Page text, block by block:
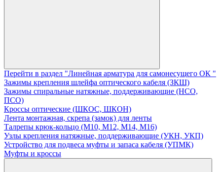
Перейти в раздел "Линейная арматура для самонесущего ОК "
Зажимы крепления шлейфа оптического кабеля (ЗКШ)
Зажимы спиральные натяжные, поддерживающие (НСО,
ПСО)
Кроссы оптические (ШКОС, ШКОН)
Лента монтажная, скрепа (замок) для ленты
Талрепы крюк-кольцо (М10, М12, М14, М16)
Узлы крепления натяжные, поддерживающие (УКН, УКП)
Устройство для подвеса муфты и запаса кабеля (УПМК)
Муфты и кроссы